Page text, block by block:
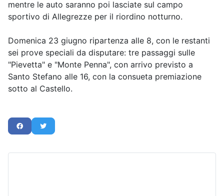
mentre le auto saranno poi lasciate sul campo
sportivo di Allegrezze per il riordino notturno.
Domenica 23 giugno ripartenza alle 8, con le restanti
sei prove speciali da disputare: tre passaggi sulle
"Pievetta" e "Monte Penna", con arrivo previsto a
Santo Stefano alle 16, con la consueta premiazione
sotto al Castello.